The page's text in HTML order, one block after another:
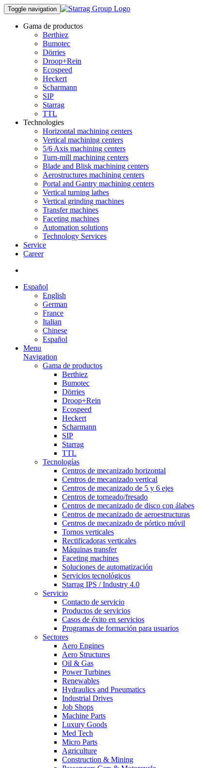
Toggle navigation
Gama de productos
Berthiez
Bumotec
Dörries
Droop+Rein
Ecospeed
Heckert
Scharmann
SIP
Starrag
TTL
Technologies
Horizontal machining centers
Vertical machining centers
5/6 Axis machining centers
Turn-mill machining centers
Blade and Blisk machining centers
Aerostructures machining centers
Portal and Gantry machining centers
Vertical turning lathes
Vertical grinding machines
Transfer machines
Faceting machines
Automation solutions
Technology Services
Service
Career
Español
English
German
France
Italian
Chinese
Español
Menu
Navigation
Gama de productos
Berthiez
Bumotec
Dörries
Droop+Rein
Ecospeed
Heckert
Scharmann
SIP
Starrag
TTL
Tecnologías
Centros de mecanizado horizontal
Centros de mecanizado vertical
Centros de mecanizado de 5 y 6 ejes
Centros de torneado/fresado
Centros de mecanizado de disco con álabes
Centros de mecanizado de aeroestructuras
Centros de mecanizado de pórtico móvil
Tornos verticales
Rectificadoras verticales
Máquinas transfer
Faceting machines
Soluciones de automatización
Servicios tecnológicos
Starrag IPS / Industry 4.0
Servicio
Contacto de servicio
Productos de servicios
Casos de éxito en servicios
Programas de formación para usuarios
Sectores
Aero Engines
Aero Structures
Oil & Gas
Power Turbines
Renewables
Hydraulics and Pneumatics
Industrial Drives
Job Shops
Machine Parts
Luxury Goods
Med Tech
Micro Parts
Agriculture
Construction & Mining